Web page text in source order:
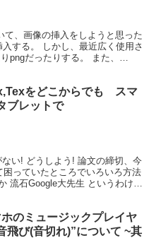
て、画像の挿入をしようと思った
する。 しかし、最近広く使用さ
pngだったりする。 また、
をどこからでも スマ
ブレットで
い! どうしよう! 論文の締切、今
っていたところでいろいろ方法
流石Google大先生 というわけで
ホのミュージックプレイヤ
飛び(音切れ)”について ~其